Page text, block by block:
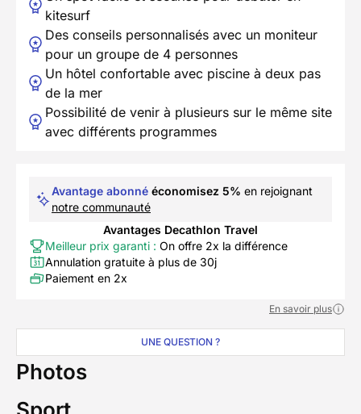
kitesurf
Des conseils personnalisés avec un moniteur
pour un groupe de 4 personnes
Un hôtel confortable avec piscine à deux pas
de la mer
Possibilité de venir à plusieurs sur le même site
avec différents programmes
Avantage abonné économisez 5% en rejoignant
notre communauté
Avantages Decathlon Travel
Meilleur prix garanti : On offre 2x la différence
Annulation gratuite à plus de 30j
Paiement en 2x
En savoir plus
UNE QUESTION ?
Photos